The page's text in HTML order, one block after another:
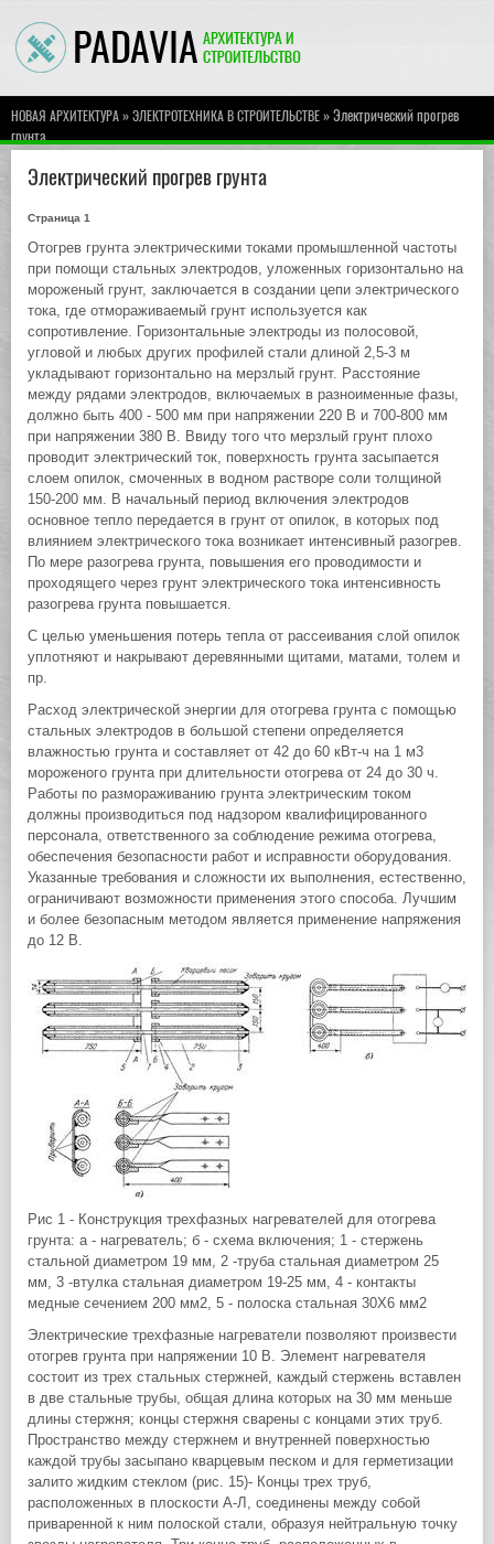
НОВАЯ АРХИТЕКТУРА»ЭЛЕКТРОТЕХНИКА В СТРОИТЕЛЬСТВЕ» Электрический прогрев
грунта
Электрический прогрев грунта
Страница 1
Отогрев грунта электрическими токами промышленной частоты
при помощи стальных электродов, уложенных горизонтально на
мороженый грунт, заключается в создании цепи электрического
тока, где отмораживаемый грунт используется как
сопротивление. Горизонтальные электроды из полосовой,
угловой и любых других профилей стали длиной 2,5-3 м
укладывают горизонтально на мерзлый грунт. Расстояние
между рядами электродов, включаемых в разноименные фазы,
должно быть 400 - 500 мм при напряжении 220 В и 700-800 мм
при напряжении 380 В. Ввиду того что мерзлый грунт плохо
проводит электрический ток, поверхность грунта засыпается
слоем опилок, смоченных в водном растворе соли толщиной
150-200 мм. В начальный период включения электродов
основное тепло передается в грунт от опилок, в которых под
влиянием электрического тока возникает интенсивный разогрев.
По мере разогрева грунта, повышения его проводимости и
проходящего через грунт электрического тока интенсивность
разогрева грунта повышается.
С целью уменьшения потерь тепла от рассеивания слой опилок
уплотняют и накрывают деревянными щитами, матами, толем и
пр.
Расход электрической энергии для отогрева грунта с помощью
стальных электродов в большой степени определяется
влажностью грунта и составляет от 42 до 60 кВт-ч на 1 м3
мороженого грунта при длительности отогрева от 24 до 30 ч.
Работы по размораживанию грунта электрическим током
должны производиться под надзором квалифицированного
персонала, ответственного за соблюдение режима отогрева,
обеспечения безопасности работ и исправности оборудования.
Указанные требования и сложности их выполнения, естественно,
ограничивают возможности применения этого способа. Лучшим
и более безопасным методом является применение напряжения
до 12 В.
Рис 1 - Конструкция трехфазных нагревателей для отогрева
грунта: а - нагреватель; б - схема включения; 1 - стержень
стальной диаметром 19 мм, 2 -труба стальная диаметром 25
мм, 3 -втулка стальная диаметром 19-25 мм, 4 - контакты
медные сечением 200 мм2, 5 - полоска стальная 30X6 мм2
Электрические трехфазные нагреватели позволяют произвести
отогрев грунта при напряжении 10 В. Элемент нагревателя
состоит из трех стальных стержней, каждый стержень вставлен
в две стальные трубы, общая длина которых на 30 мм меньше
длины стержня; концы стержня сварены с концами этих труб.
Пространство между стержнем и внутренней поверхностью
каждой трубы засыпано кварцевым песком и для герметизации
залито жидким стеклом (рис. 15)- Концы трех труб,
расположенных в плоскости А-Л, соединены между собой
приваренной к ним полоской стали, образуя нейтральную точку